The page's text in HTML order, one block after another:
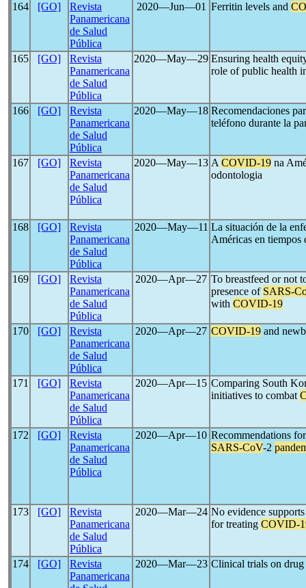
164 [GO]
Revista
Panamericana
de Salud
Pública
2020―Jun―01 Ferritin levels and
165 [GO]
Revista
Panamericana
de Salud
Pública
2020―May―29 Ensuring health
role of public health
166 [GO]
Revista
Panamericana
de Salud
Pública
2020―May―18 Recomendaciones
teléfono durante la
167 [GO]
Revista
Panamericana
de Salud
Pública
2020―May―13 A COVID-19 na
odontologia
168 [GO]
Revista
Panamericana
de Salud
Pública
2020―May―11 La situación de la
Américas en tiempos
169 [GO]
Revista
Panamericana
de Salud
Pública
2020―Apr―27 To breastfeed or not
presence of SARS-
with COVID-19
170 [GO]
Revista
Panamericana
de Salud
Pública
2020―Apr―27 COVID-19 and
171 [GO]
Revista
Panamericana
de Salud
Pública
2020―Apr―15 Comparing South
initiatives to combat
172 [GO]
Revista
Panamericana
de Salud
Pública
2020―Apr―10 Recommendations
SARS-CoV-2
173 [GO]
Revista
Panamericana
de Salud
Pública
2020―Mar―24 No evidence
for treating COVID-
174 [GO]
Revista
Panamericana
2020―Mar―23 Clinical trials on